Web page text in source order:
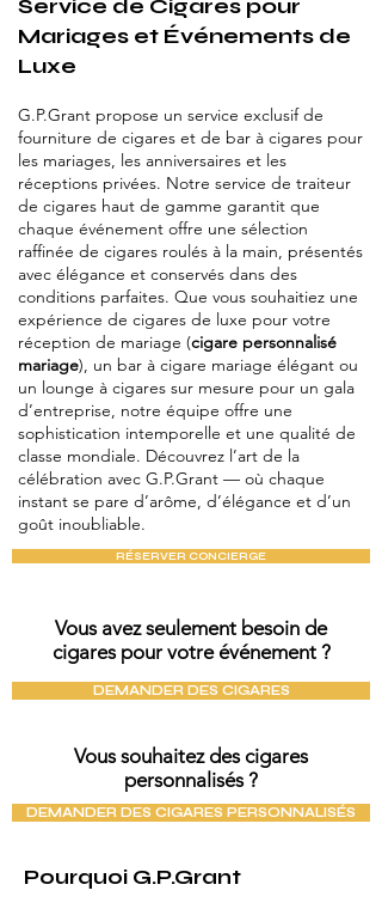
Service de Cigares pour
Mariages et Événements de
Luxe
G.P.Grant propose un service exclusif de
fourniture de cigares et de bar à cigares pour
les mariages, les anniversaires et les
réceptions privées. Notre service de traiteur
de cigares haut de gamme garantit que
chaque événement offre une sélection
raffinée de cigares roulés à la main, présentés
avec élégance et conservés dans des
conditions parfaites. Que vous souhaitiez une
expérience de cigares de luxe pour votre
réception de mariage (cigare personnalisé
mariage), un bar à cigare mariage élégant ou
un lounge à cigares sur mesure pour un gala
d’entreprise, notre équipe offre une
sophistication intemporelle et une qualité de
classe mondiale. Découvrez l’art de la
célébration avec G.P.Grant — où chaque
instant se pare d’arôme, d’élégance et d’un
goût inoubliable.
RÉSERVER CONCIERGE
Vous avez seulement besoin de
cigares pour votre événement ?
DEMANDER DES CIGARES
Vous souhaitez des cigares
personnalisés ?
DEMANDER DES CIGARES PERSONNALISÉS
Pourquoi G.P.Grant